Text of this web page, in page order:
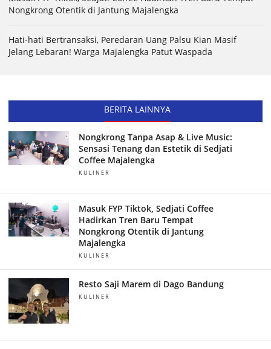
Nongkrong Otentik di Jantung Majalengka
Hati-hati Bertransaksi, Peredaran Uang Palsu Kian Masif
Jelang Lebaran! Warga Majalengka Patut Waspada
BERITA LAINNYA
Nongkrong Tanpa Asap & Live Music:
Sensasi Tenang dan Estetik di Sedjati
Coffee Majalengka
KULINER
Masuk FYP Tiktok, Sedjati Coffee
Hadirkan Tren Baru Tempat
Nongkrong Otentik di Jantung
Majalengka
KULINER
Resto Saji Marem di Dago Bandung
KULINER